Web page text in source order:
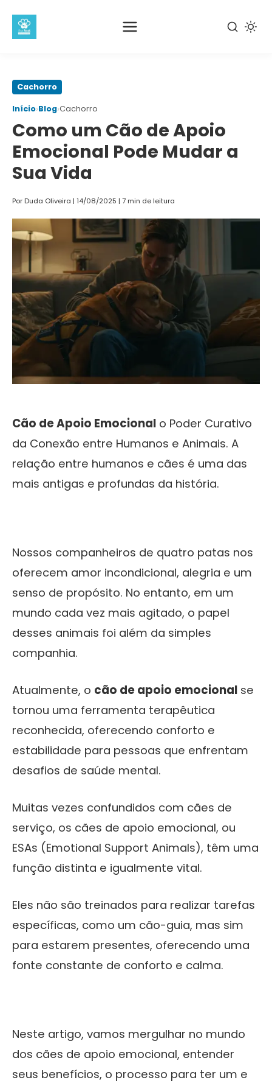
Pular
conteúdo
principal
Cachorro
Início›Blog›Cachorro
Como um Cão de Apoio
Emocional Pode Mudar a
Sua Vida
Por Duda Oliveira | 14/08/2025 | 7 min de leitura
Cão de Apoio Emocional o Poder Curativo
da Conexão entre Humanos e Animais. A
relação entre humanos e cães é uma das
mais antigas e profundas da história.
Nossos companheiros de quatro patas nos
oferecem amor incondicional, alegria e um
senso de propósito. No entanto, em um
mundo cada vez mais agitado, o papel
desses animais foi além da simples
companhia.
Atualmente, o cão de apoio emocional se
tornou uma ferramenta terapêutica
reconhecida, oferecendo conforto e
estabilidade para pessoas que enfrentam
desafios de saúde mental.
Muitas vezes confundidos com cães de
serviço, os cães de apoio emocional, ou
ESAs (Emotional Support Animals), têm uma
função distinta e igualmente vital.
Eles não são treinados para realizar tarefas
específicas, como um cão-guia, mas sim
para estarem presentes, oferecendo uma
fonte constante de conforto e calma.
Neste artigo, vamos mergulhar no mundo
dos cães de apoio emocional, entender
seus benefícios, o processo para ter um e